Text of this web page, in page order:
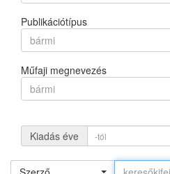
Publikációtípus
bármi
Műfaji megnevezés
bármi
Kiadás éve